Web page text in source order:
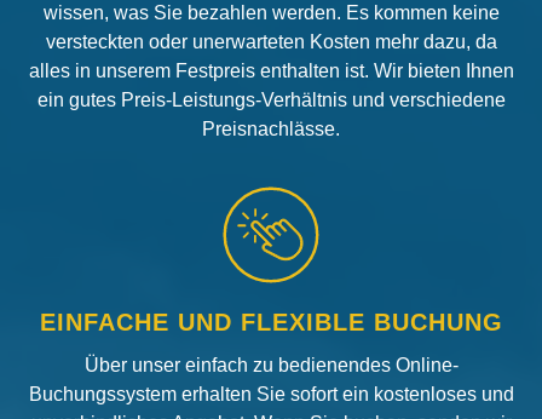
wissen, was Sie bezahlen werden. Es kommen keine
versteckten oder unerwarteten Kosten mehr dazu, da
alles in unserem Festpreis enthalten ist. Wir bieten Ihnen
ein gutes Preis-Leistungs-Verhältnis und verschiedene
Preisnachlässe.
EINFACHE UND FLEXIBLE BUCHUNG
Über unser einfach zu bedienendes Online-
Buchungssystem erhalten Sie sofort ein kostenloses und